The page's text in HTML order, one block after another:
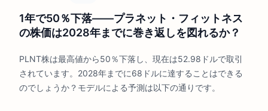
1年で50％下落――プラネット・フィットネス
の株価は2028年までに巻き返しを図れるか？
PLNT株は最高値から50％下落し、現在は52.98ドルで取引
されています。2028年までに68ドルに達することはできる
のでしょうか？モデルによる予測は以下の通りです。